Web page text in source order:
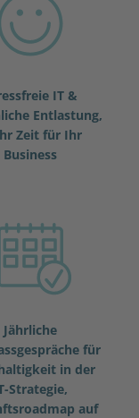
IT &
Entlastung,
Zeit für Ihr
Business
Jährliche
für
in der
Strategie,
auf